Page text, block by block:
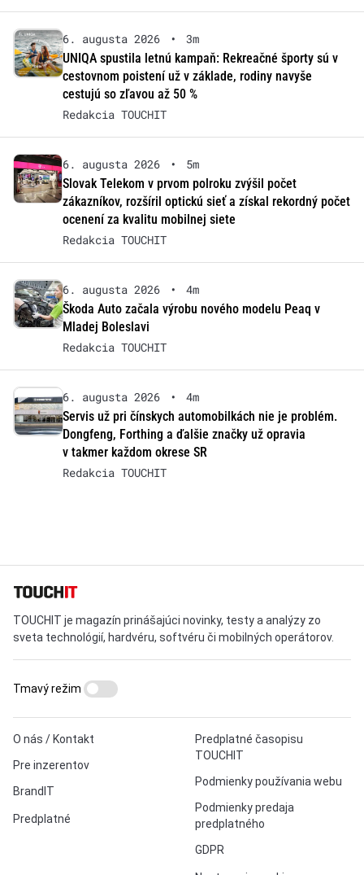
6. augusta 2026 •
3m
UNIQA spustila letnú kampaň: Rekreačné športy sú v
cestovnom poistení už v základe, rodiny navyše
cestujú so zľavou až 50 %
Redakcia TOUCHIT
6. augusta 2026 •
5m
Slovak Telekom v prvom polroku zvýšil počet
zákazníkov, rozšíril optickú sieť a získal rekordný počet
ocenení za kvalitu mobilnej siete
Redakcia TOUCHIT
6. augusta 2026 •
4m
Škoda Auto začala výrobu nového modelu Peaq v
Mladej Boleslavi
Redakcia TOUCHIT
6. augusta 2026 •
4m
Servis už pri čínskych automobilkách nie je problém.
Dongfeng, Forthing a ďalšie značky už opravia
v takmer každom okrese SR
Redakcia TOUCHIT
TOUCHIT je magazín prinášajúci novinky, testy a analýzy zo
sveta technológií, hardvéru, softvéru či mobilných operátorov.
O nás / Kontakt
Pre inzerentov
BrandIT
Predplatné
Predplatné časopisu
TOUCHIT
Podmienky používania webu
Podmienky predaja
predplatného
GDPR
Tmavý režim